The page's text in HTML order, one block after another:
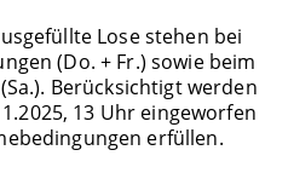
Lose stehen bei
(Do. + Fr.) sowie beim
Berücksichtigt werden
13 Uhr eingeworfen
erfüllen.